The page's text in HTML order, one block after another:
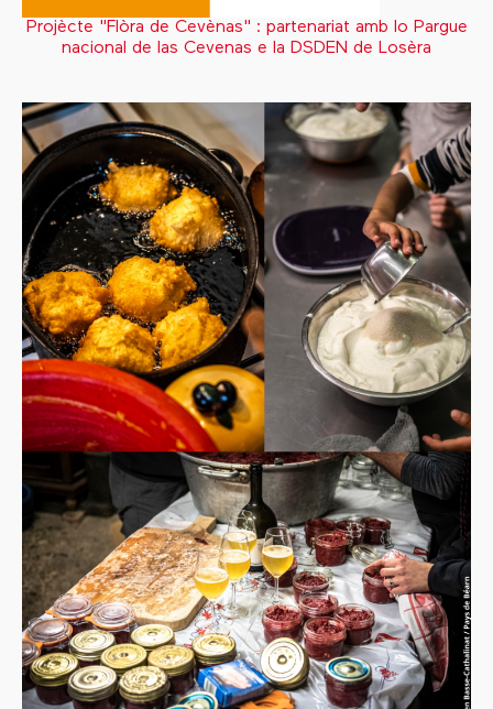
Projècte "Flòra de Cevènas" : partenariat amb lo Pargue
nacional de las Cevenas e la DSDEN de Losèra